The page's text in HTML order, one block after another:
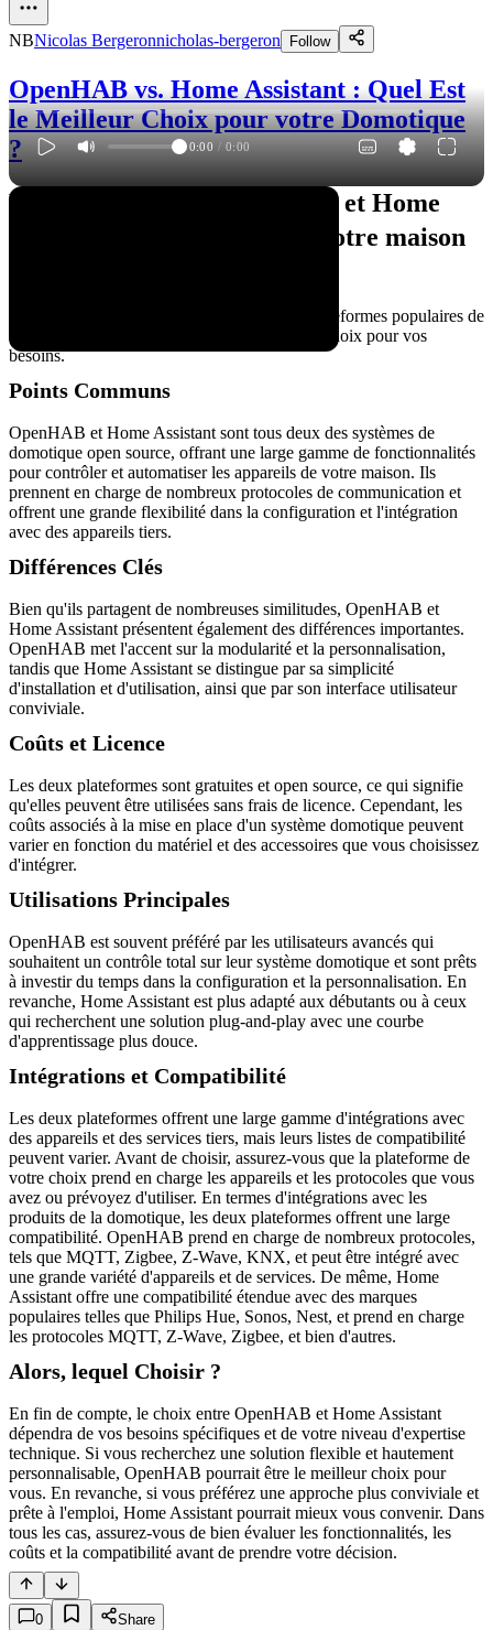
NBNicolas Bergeronnicholas-bergeron Follow
OpenHAB vs. Home Assistant : Quel Est
le Meilleur Choix pour votre Domotique
?
0:00 / 0:00
Vous hésitez entre OpenHAB et Home
Assistant pour automatiser votre maison
Voici un comparatif détaillé entre ces deux plateformes populaires de
domotique pour vous aider à faire le meilleur choix pour vos
besoins.
Points Communs
OpenHAB et Home Assistant sont tous deux des systèmes de
domotique open source, offrant une large gamme de fonctionnalités
pour contrôler et automatiser les appareils de votre maison. Ils
prennent en charge de nombreux protocoles de communication et
offrent une grande flexibilité dans la configuration et l'intégration
avec des appareils tiers.
Différences Clés
Bien qu'ils partagent de nombreuses similitudes, OpenHAB et
Home Assistant présentent également des différences importantes.
OpenHAB met l'accent sur la modularité et la personnalisation,
tandis que Home Assistant se distingue par sa simplicité
d'installation et d'utilisation, ainsi que par son interface utilisateur
conviviale.
Coûts et Licence
Les deux plateformes sont gratuites et open source, ce qui signifie
qu'elles peuvent être utilisées sans frais de licence. Cependant, les
coûts associés à la mise en place d'un système domotique peuvent
varier en fonction du matériel et des accessoires que vous choisissez
d'intégrer.
Utilisations Principales
OpenHAB est souvent préféré par les utilisateurs avancés qui
souhaitent un contrôle total sur leur système domotique et sont prêts
à investir du temps dans la configuration et la personnalisation. En
revanche, Home Assistant est plus adapté aux débutants ou à ceux
qui recherchent une solution plug-and-play avec une courbe
d'apprentissage plus douce.
Intégrations et Compatibilité
Les deux plateformes offrent une large gamme d'intégrations avec
des appareils et des services tiers, mais leurs listes de compatibilité
peuvent varier. Avant de choisir, assurez-vous que la plateforme de
votre choix prend en charge les appareils et les protocoles que vous
avez ou prévoyez d'utiliser. En termes d'intégrations avec les
produits de la domotique, les deux plateformes offrent une large
compatibilité. OpenHAB prend en charge de nombreux protocoles,
tels que MQTT, Zigbee, Z-Wave, KNX, et peut être intégré avec
une grande variété d'appareils et de services. De même, Home
Assistant offre une compatibilité étendue avec des marques
populaires telles que Philips Hue, Sonos, Nest, et prend en charge
les protocoles MQTT, Z-Wave, Zigbee, et bien d'autres.
Alors, lequel Choisir ?
En fin de compte, le choix entre OpenHAB et Home Assistant
dépendra de vos besoins spécifiques et de votre niveau d'expertise
technique. Si vous recherchez une solution flexible et hautement
personnalisable, OpenHAB pourrait être le meilleur choix pour
vous. En revanche, si vous préférez une approche plus conviviale et
prête à l'emploi, Home Assistant pourrait mieux vous convenir. Dans
tous les cas, assurez-vous de bien évaluer les fonctionnalités, les
coûts et la compatibilité avant de prendre votre décision.
0 Share